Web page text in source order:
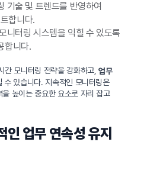
기술 및 트렌드를 반영하여
합니다.
니터링 시스템을 익힐 수 있도록
합니다.
간 모니터링 전략을 강화하고,업무
수 있습니다. 지속적인 모니터링은
높이는 중요한 요소로 자리 잡고
인 업무 연속성 유지